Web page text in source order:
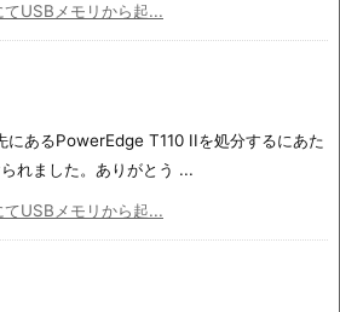
USBメモリから起...
にあるPowerEdge T110 IIを処分するにあた
れました。ありがとう ...
USBメモリから起...